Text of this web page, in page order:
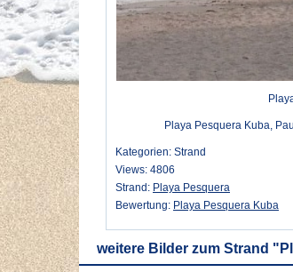
Playa Pesquera Kuba,
Kategorien: Strand
Views: 4806
Strand: Playa Pesquera
Bewertung: Playa Pesquera Kuba
weitere Bilder zum Strand